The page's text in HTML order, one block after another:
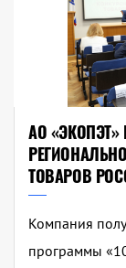
АО
ТОВАРОВ
Компания
программы